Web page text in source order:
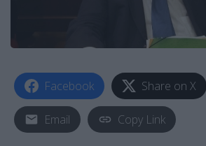
Facebook Share on X
Email Copy Link